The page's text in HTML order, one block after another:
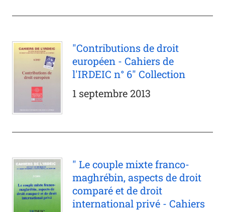
"Contributions de droit
européen - Cahiers de
l'IRDEIC n° 6" Collection
1 septembre 2013
" Le couple mixte franco-
maghrébin, aspects de droit
comparé et de droit
international privé - Cahiers